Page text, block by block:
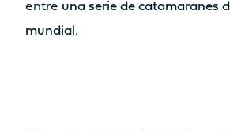
entre una serie de catamaranes
mundial .